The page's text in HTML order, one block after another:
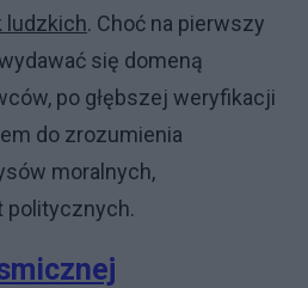
ludzkich. Choć na pierwszy
się domeną
po głębszej weryfikacji
do zrozumienia
moralnych,
politycznych.